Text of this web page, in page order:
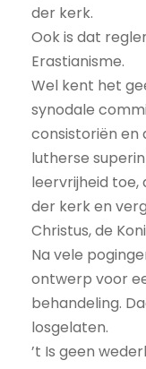
der kerk.
Ook is dat
Erastianisme.
Wel kent het
synodale
consistoriën en
lutherse
leervrijheid
der kerk en
Christus, de
Na vele
ontwerp voor
behandeling.
losgelaten.
’t Is geen